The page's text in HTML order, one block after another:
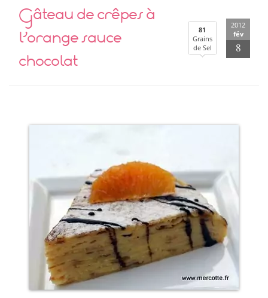
Gâteau de crêpes à
l’orange sauce
chocolat
81
Grains
de Sel
2012
fév
8